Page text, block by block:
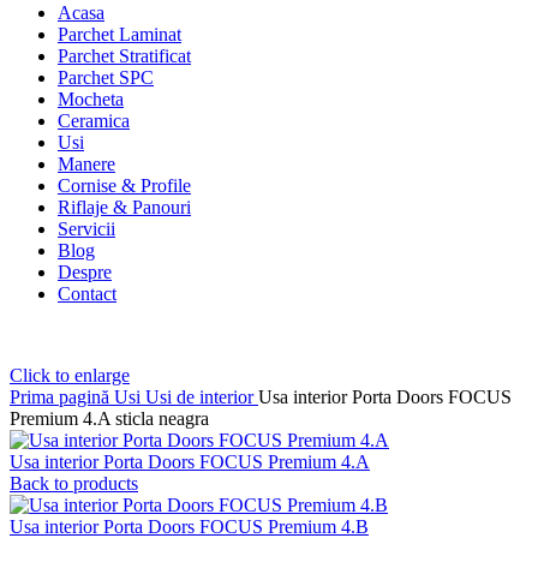
Acasa
Parchet Laminat
Parchet Stratificat
Parchet SPC
Mocheta
Ceramica
Usi
Manere
Cornise & Profile
Riflaje & Panouri
Servicii
Blog
Despre
Contact
Click to enlarge
Prima pagină Usi Usi de interiorUsa interior Porta Doors FOCUS
Premium 4.A sticla neagra
Usa interior Porta Doors FOCUS Premium 4.A
Back to products
Usa interior Porta Doors FOCUS Premium 4.B